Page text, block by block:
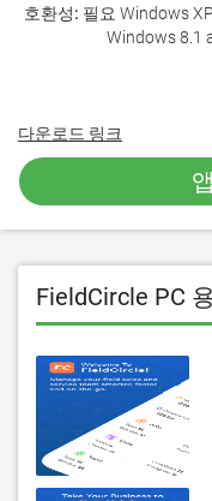
호환성: 필요 Windows
Windows 8.1
다운로드 링크
FieldCircle PC